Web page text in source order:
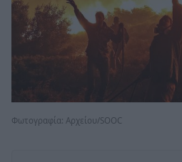
Φωτογραφία: Aρχείου/SOOC